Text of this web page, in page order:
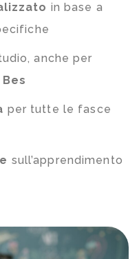
in base a
anche per
Bes
per tutte le fasce
sull’apprendimento